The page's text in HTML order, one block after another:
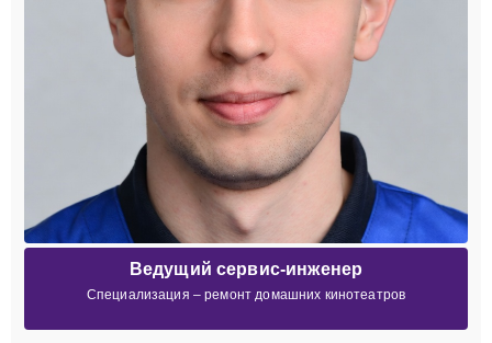
Ведущий сервис-инженер
Специализация – ремонт домашних кинотеатров